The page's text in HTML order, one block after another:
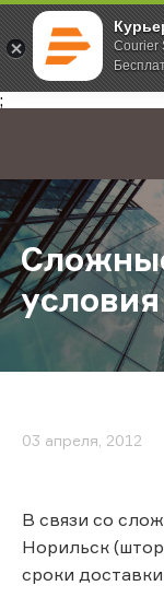
Courier
;
Главная О
03 апреля, 2012
В связи со
Норильск
сроки